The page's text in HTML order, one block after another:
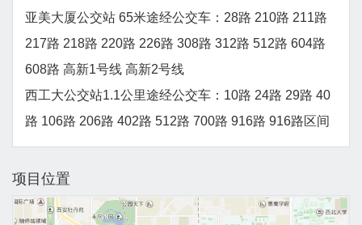
亚美大厦公交站 65米途经公交车：28路 210路 211路
217路 218路 220路 226路 308路 312路 512路 604路
608路 高新1号线 高新2号线
西工大公交站1.1公里途经公交车：10路 24路 29路 40
路 106路 206路 402路 512路 700路 916路 916路区间
项目位置